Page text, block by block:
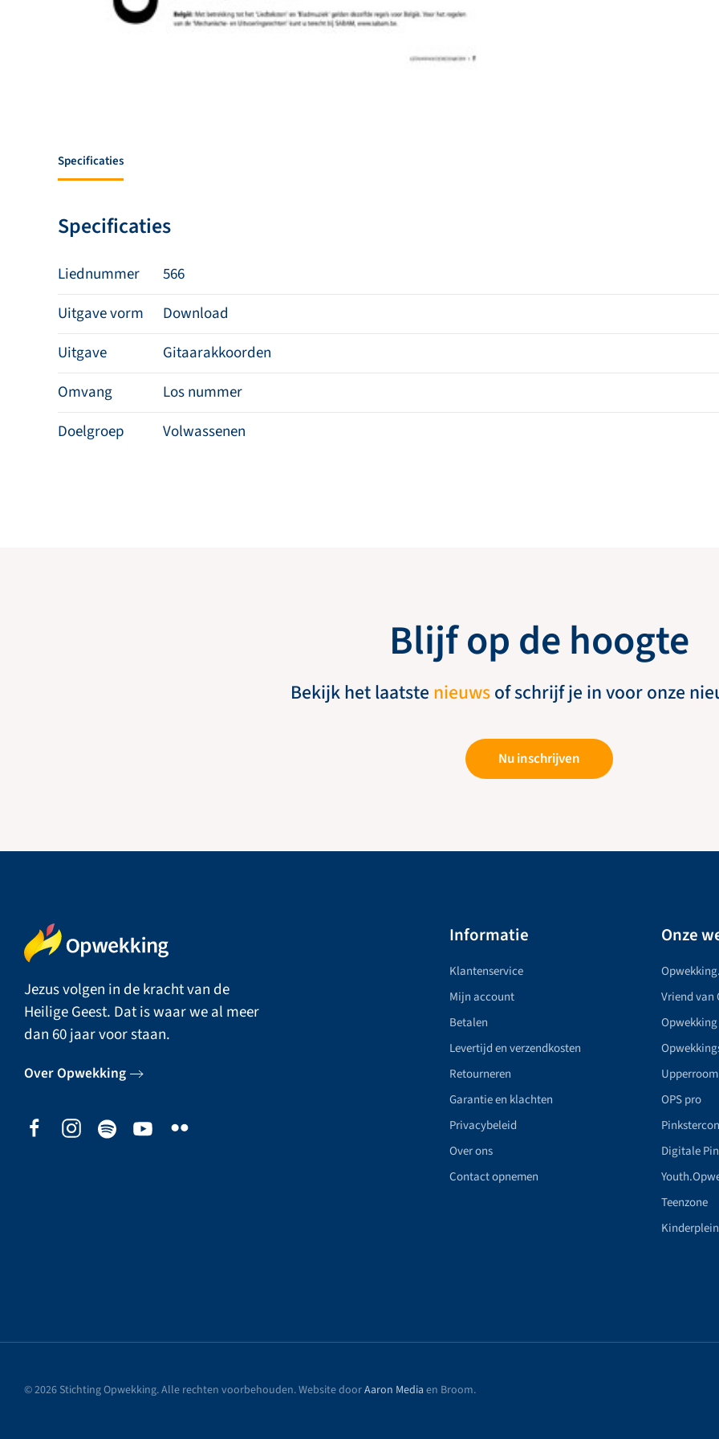
Specificaties
Specificaties
Liednummer
566
Uitgave vorm
Download
Uitgave
Gitaarakkoorden
Omvang
Los nummer
Doelgroep
Volwassenen
Blijf op de hoogte
Bekijk het laatste nieuwsof schrijf je in voor onze
Nu inschrijven
Jezus volgen in de kracht van de
Heilige Geest. Dat is waar we al meer
dan 60 jaar voor staan.
Over Opwekking
Informatie
Klantenservice
Mijn account
Betalen
Levertijd en verzendkosten
Retourneren
Garantie en klachten
Privacybeleid
Over ons
Contact opnemen
Onze
Vriend van
Upperroom
OPS pro
Digitale
Teenzone
Kinderplein
©2026 Stichting Opwekking. Alle rechten voorbehouden. Website doorAaron Media en Broom.